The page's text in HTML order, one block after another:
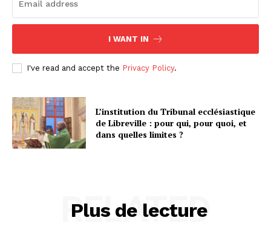
I WANT IN
I've read and accept the Privacy Policy.
L’institution du Tribunal ecclésiastique
de Libreville : pour qui, pour quoi, et
dans quelles limites ?
Plus de lecture
RELATED